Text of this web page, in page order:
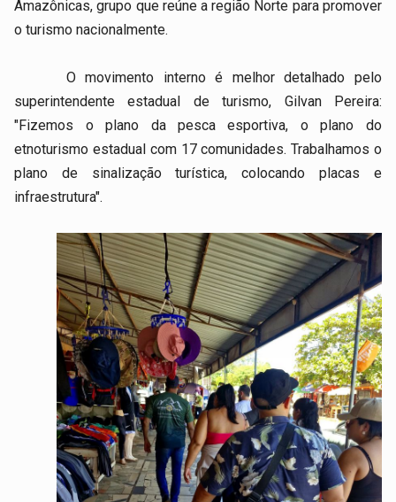
Amazônicas, grupo que reúne a região Norte para promover
o turismo nacionalmente.
O movimento interno é melhor detalhado pelo
superintendente estadual de turismo, Gilvan Pereira:
"Fizemos o plano da pesca esportiva, o plano do
etnoturismo estadual com 17 comunidades. Trabalhamos o
plano de sinalização turística, colocando placas e
infraestrutura".